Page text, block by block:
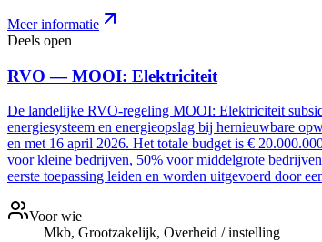
Meer informatie
Deels open
RVO — MOOI: Elektriciteit
De landelijke RVO-regeling MOOI: Elektriciteit
energiesysteem en energieopslag bij hernieuwbare
en met 16 april 2026. Het totale budget is €
voor kleine bedrijven, 50% voor middelgrote
eerste toepassing leiden en worden uitgevoerd door
Voor wie
Mkb, Grootzakelijk, Overheid / instelling